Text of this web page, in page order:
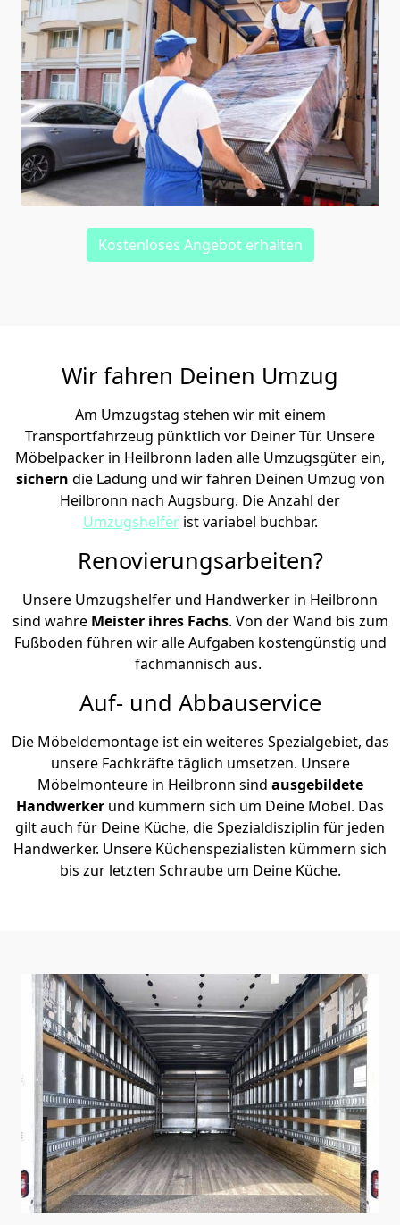
Kostenloses Angebot erhalten
Wir fahren Deinen Umzug
Am Umzugstag stehen wir mit einem
Transportfahrzeug pünktlich vor Deiner Tür. Unsere
Möbelpacker in Heilbronn laden alle Umzugsgüter ein,
sichern die Ladung und wir fahren Deinen Umzug von
Heilbronn nach Augsburg. Die Anzahl der
Umzugshelferist variabel buchbar.
Renovierungsarbeiten?
Unsere Umzugshelfer und Handwerker in Heilbronn
sind wahre Meister ihres Fachs. Von der Wand bis zum
Fußboden führen wir alle Aufgaben kostengünstig und
fachmännisch aus.
Auf- und Abbauservice
Die Möbeldemontage ist ein weiteres Spezialgebiet, das
unsere Fachkräfte täglich umsetzen. Unsere
Möbelmonteure in Heilbronn sind ausgebildete
Handwerker und kümmern sich um Deine Möbel. Das
gilt auch für Deine Küche, die Spezialdisziplin für jeden
Handwerker. Unsere Küchenspezialisten kümmern sich
bis zur letzten Schraube um Deine Küche.